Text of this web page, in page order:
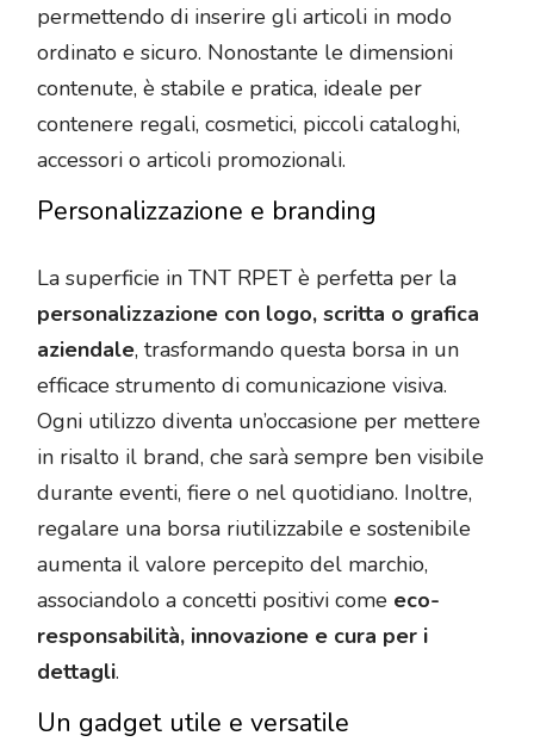
permettendo di inserire gli articoli in modo
ordinato e sicuro. Nonostante le dimensioni
contenute, è stabile e pratica, ideale per
contenere regali, cosmetici, piccoli cataloghi,
accessori o articoli promozionali.
Personalizzazione e branding
La superficie in TNT RPET è perfetta per la
personalizzazione con logo, scritta o grafica
aziendale, trasformando questa borsa in un
efficace strumento di comunicazione visiva.
Ogni utilizzo diventa un’occasione per mettere
in risalto il brand, che sarà sempre ben visibile
durante eventi, fiere o nel quotidiano. Inoltre,
regalare una borsa riutilizzabile e sostenibile
aumenta il valore percepito del marchio,
associandolo a concetti positivi come eco-
responsabilità, innovazione e cura per i
dettagli.
Un gadget utile e versatile